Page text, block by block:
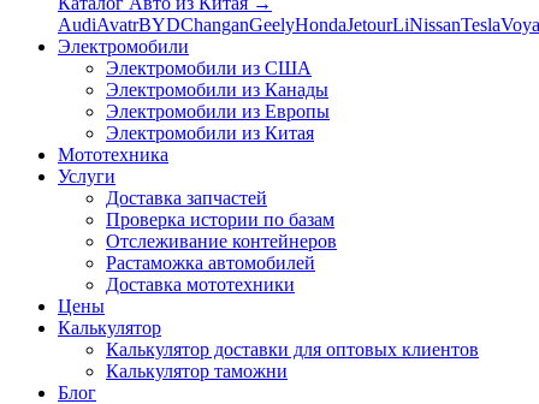
AudiAvatrBYDChanganGeelyHondaJetourLiNissanTesla
Электромобили
Электромобили из США
Электромобили из Канады
Электромобили из Европы
Электромобили из Китая
Мототехника
Услуги
Доставка запчастей
Проверка истории по базам
Отслеживание контейнеров
Растаможка автомобилей
Доставка мототехники
Цены
Калькулятор
Калькулятор доставки для оптовых клиентов
Калькулятор таможни
Блог